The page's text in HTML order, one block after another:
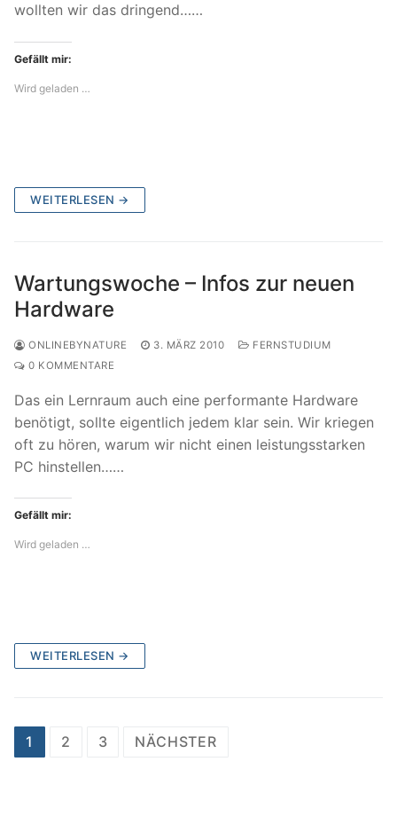
wollten wir das dringend……
Gefällt mir:
Wird geladen …
WEITERLESEN →
Wartungswoche – Infos zur neuen
Hardware
ONLINEBYNATURE 3. MÄRZ 2010
FERNSTUDIUM
0 KOMMENTARE
Das ein Lernraum auch eine performante Hardware
benötigt, sollte eigentlich jedem klar sein. Wir kriegen
oft zu hören, warum wir nicht einen leistungsstarken
PC hinstellen……
Gefällt mir:
Wird geladen …
WEITERLESEN →
Beitragsnavigation
1 2 3 NÄCHSTER